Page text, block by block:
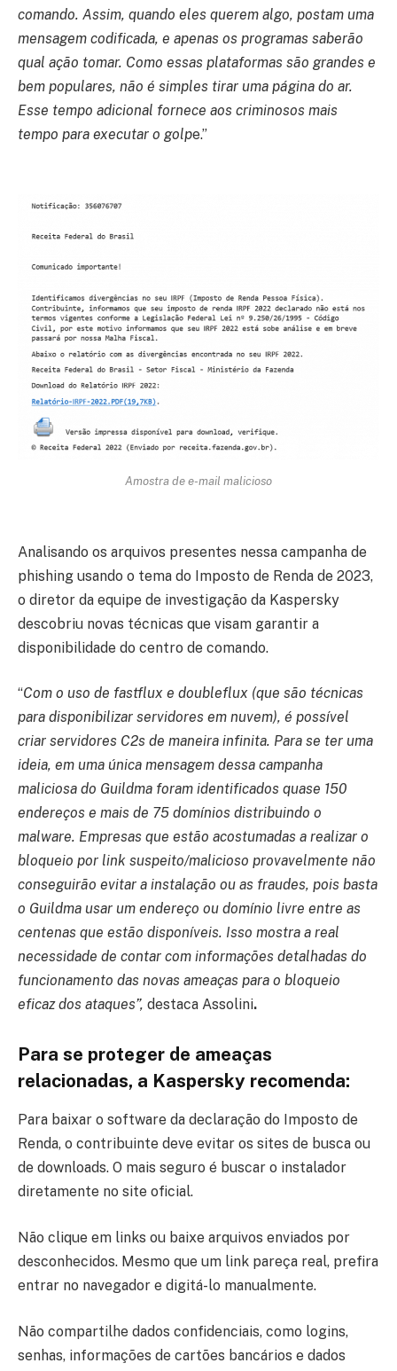
comando. Assim, quando eles querem algo, postam uma
mensagem codificada, e apenas os programas saberão
qual ação tomar. Como essas plataformas são grandes e
bem populares, não é simples tirar uma página do ar.
Esse tempo adicional fornece aos criminosos mais
tempo para executar o golpe.”
Amostra de e-mail malicioso
Analisando os arquivos presentes nessa campanha de
phishing usando o tema do Imposto de Renda de 2023,
o diretor da equipe de investigação da Kaspersky
descobriu novas técnicas que visam garantir a
disponibilidade do centro de comando.
“Com o uso de fastflux e doubleflux (que são técnicas
para disponibilizar servidores em nuvem), é possível
criar servidores C2s de maneira infinita. Para se ter uma
ideia, em uma única mensagem dessa campanha
maliciosa do Guildma foram identificados quase 150
endereços e mais de 75 domínios distribuindo o
malware. Empresas que estão acostumadas a realizar o
bloqueio por link suspeito/malicioso provavelmente não
conseguirão evitar a instalação ou as fraudes, pois basta
o Guildma usar um endereço ou domínio livre entre as
centenas que estão disponíveis. Isso mostra a real
necessidade de contar com informações detalhadas do
funcionamento das novas ameaças para o bloqueio
eficaz dos ataques”, destaca Assolini.
Para se proteger de ameaças
relacionadas, a Kaspersky recomenda:
Para baixar o software da declaração do Imposto de
Renda, o contribuinte deve evitar os sites de busca ou
de downloads. O mais seguro é buscar o instalador
diretamente no site oficial.
Não clique em links ou baixe arquivos enviados por
desconhecidos. Mesmo que um link pareça real, prefira
entrar no navegador e digitá-lo manualmente.
Não compartilhe dados confidenciais, como logins,
senhas, informações de cartões bancários e dados